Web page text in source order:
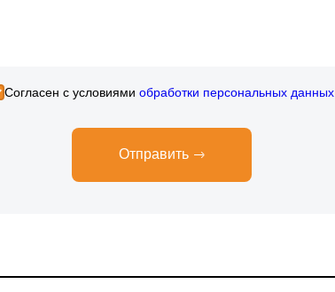
Cогласен с условиями обработки персональных данных
Отправить